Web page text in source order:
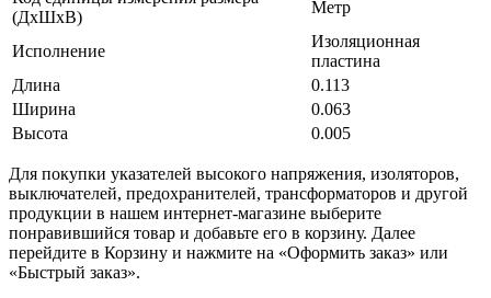
(ДхШхВ)
Метр
Исполнение
Изоляционная
пластина
Длина
0.113
Ширина
0.063
Высота
0.005
Для покупки указателей высокого напряжения, изоляторов,
выключателей, предохранителей, трансформаторов и другой
продукции в нашем интернет-магазине выберите
понравившийся товар и добавьте его в корзину. Далее
перейдите в Корзину и нажмите на «Оформить заказ» или
«Быстрый заказ».